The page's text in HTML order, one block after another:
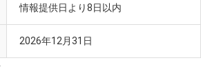
情報提供日より8日以内
2026年12月31日